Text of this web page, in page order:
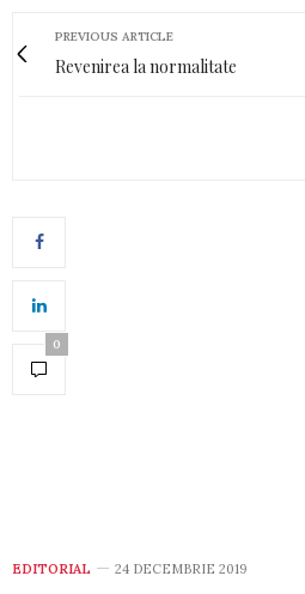
PREVIOUS ARTICLE
Revenirea la normalitate
0
EDITORIAL 24 DECEMBRIE 2019